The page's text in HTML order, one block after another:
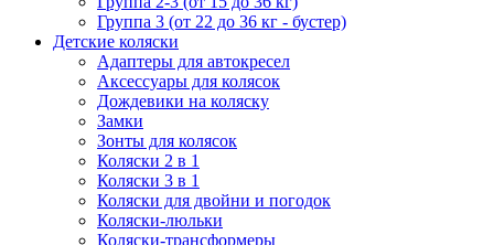
Группа 3 (от 22 до 36 кг - бустер)
Детские коляски
Адаптеры для автокресел
Аксессуары для колясок
Дождевики на коляску
Замки
Зонты для колясок
Коляски 2 в 1
Коляски 3 в 1
Коляски для двойни и погодок
Коляски-люльки
Коляски-трансформеры